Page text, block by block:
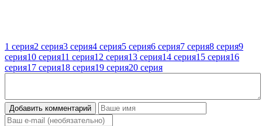
1 серия2 серия3 серия4 серия5 серия6 серия7 серия8 серия9
серия10 серия11 серия12 серия13 серия14 серия15 серия16
серия17 серия18 серия19 серия20 серия
Добавить комментарий